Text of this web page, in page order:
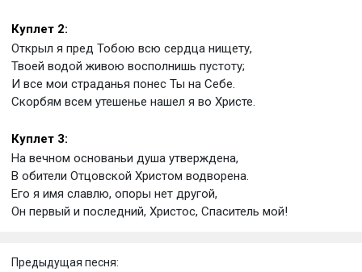
Куплет 2:
Открыл я пред Тобою всю сердца нищету,
Твоей водой живою восполнишь пустоту;
И все мои страданья понес Ты на Себе.
Скорбям всем утешенье нашел я во Христе.
Куплет 3:
На вечном основаньи душа утверждена,
В обители Отцовской Христом водворена.
Его я имя славлю, опоры нет другой,
Он первый и последний, Христос, Спаситель мой!
Предыдущая песня: